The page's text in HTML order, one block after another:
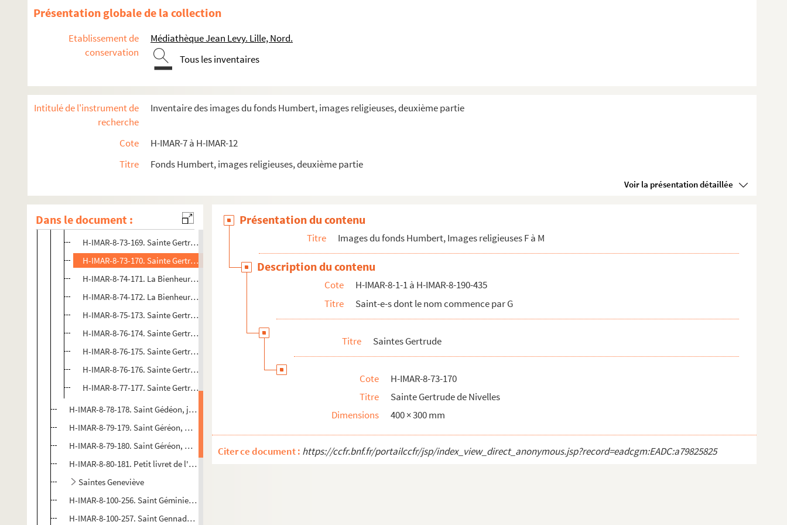
Présentation globale de la collection
Etablissement de
conservation
Médiathèque Jean Levy. Lille, Nord.
Tous les inventaires
Intitulé de l'instrument de
recherche
Inventaire des images du fonds Humbert, images religieuses, deuxième partie
Cote
H-IMAR-7 à H-IMAR-12
Titre
Fonds Humbert, images religieuses, deuxième partie
Voir la présentation détaillée
Dans le document :
H-IMAR-8-70-156. Sainte Gertrude de Nivelles, vierge et abbesse
H-IMAR-8-71-158. Sainte Gertrude de Nivelles
H-IMAR-8-71-159. Sainte Gertrude de Nivelles
H-IMAR-8-72-161. Sainte Gertrude de Nivelles
H-IMAR-8-72-162. Sainte Gertrude de Nivelles
H-IMAR-8-72-165. Sainte Gertrude de Nivelles
H-IMAR-8-72-167. Sainte Gertrude de Nivelles
H-IMAR-8-72-168. Sainte Gertrude de Nivelles
H-IMAR-8-73-169. Sainte Gertrude de Nivelles
H-IMAR-8-73-170. Sainte Gertrude de Nivelles
H-IMAR-8-74-171. La Bienheureuse Gertrude d'Altenberg
H-IMAR-8-74-172. La Bienheureuse Gertrude d'Altenberg
H-IMAR-8-75-173. Sainte Gertrude de Nivelles, vierge
H-IMAR-8-76-174. Sainte Gertrude
H-IMAR-8-76-175. Sainte Gertrude
H-IMAR-8-76-176. Sainte Gertrude
H-IMAR-8-77-177. Sainte Gertrude, vierge et religieuse de l'ordre de saint Benoît
H-IMAR-8-78-178. Saint Gédéon, juge dans la tribu de Manassé
H-IMAR-8-79-179. Saint Géréon, martyr
H-IMAR-8-79-180. Saint Géréon, martyr
H-IMAR-8-80-181. Petit livret de l'histoire de sainte Geneviève
Saintes Geneviève
H-IMAR-8-100-256. Saint Géminien, évêque de Modène
H-IMAR-8-100-257. Saint Gennade, évêque (?)
Présentation du contenu
Titre Images du fonds Humbert, Images religieuses F à M
Description du contenu
Cote
H-IMAR-8-1-1 à H-IMAR-8-190-435
Titre
Saint-e-s dont le nom commence par G
Titre Saintes Gertrude
Cote
H-IMAR-8-73-170
Titre
Sainte Gertrude de Nivelles
Dimensions
400 × 300 mm
Citer ce document : https://ccfr.bnf.fr/portailccfr/jsp/index_view_direct_anonymous.jsp?record=eadcgm:EADC:a79825825